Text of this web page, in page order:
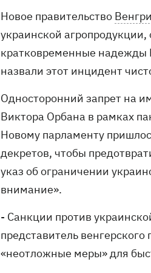
Новое правительство
украинской агропродукции,
кратковременные надежды
назвали этот инцидент
Односторонний запрет на
Виктора Орбана в рамках
Новому парламенту
декретов, чтобы
указ об ограничении
внимание».
- Санкции против
представитель
«неотложные меры» для